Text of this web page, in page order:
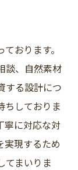
おります。
談、自然素材
する設計につ
ちしておりま
寧に対応な対
実現するため
てまいりま